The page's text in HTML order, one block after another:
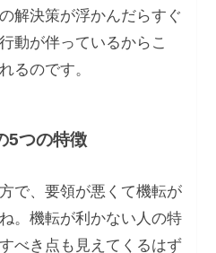
解決策が浮かんだらすぐ
動が伴っているからこ
るのです。
5つの特徴
で、要領が悪くて機転が
。機転が利かない人の特
べき点も見えてくるはず